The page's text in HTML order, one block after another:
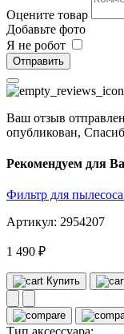
Оцените товар
Добавьте фото
Я не робот
Отправить
Ваш отзыв
опубликован,
Рекомендуем для
Фильтр для
Артикул: 2954207
1 490 ₽
Купить